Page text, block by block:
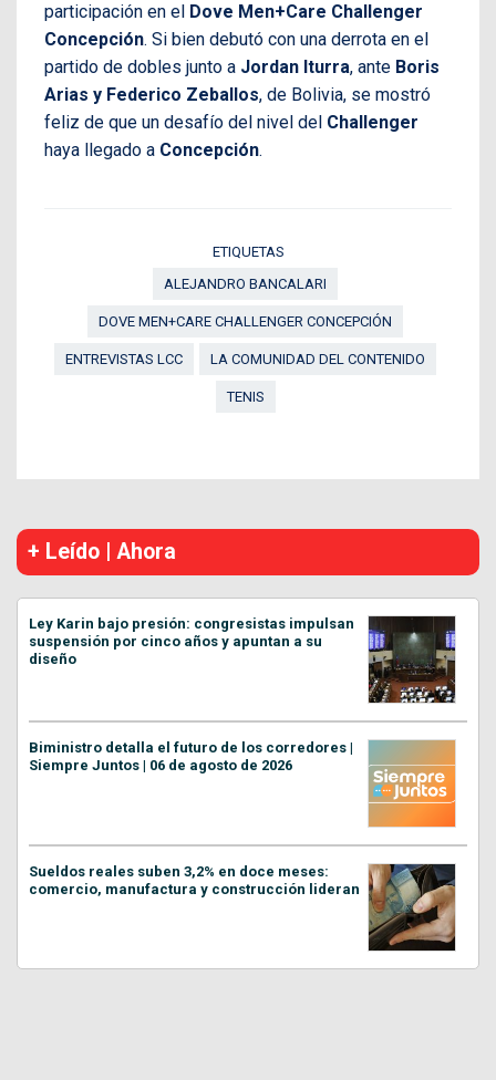
participación en el Dove Men+Care Challenger
Concepción. Si bien debutó con una derrota en el
partido de dobles junto a Jordan Iturra, ante Boris
Arias y Federico Zeballos, de Bolivia, se mostró
feliz de que un desafío del nivel del Challenger
haya llegado a Concepción.
ETIQUETAS
ALEJANDRO BANCALARI
DOVE MEN+CARE CHALLENGER CONCEPCIÓN
ENTREVISTAS LCC LA COMUNIDAD DEL CONTENIDO
TENIS
+ Leído | Ahora
Ley Karin bajo presión: congresistas impulsan
suspensión por cinco años y apuntan a su
diseño
Biministro detalla el futuro de los corredores |
Siempre Juntos | 06 de agosto de 2026
Sueldos reales suben 3,2% en doce meses:
comercio, manufactura y construcción lideran